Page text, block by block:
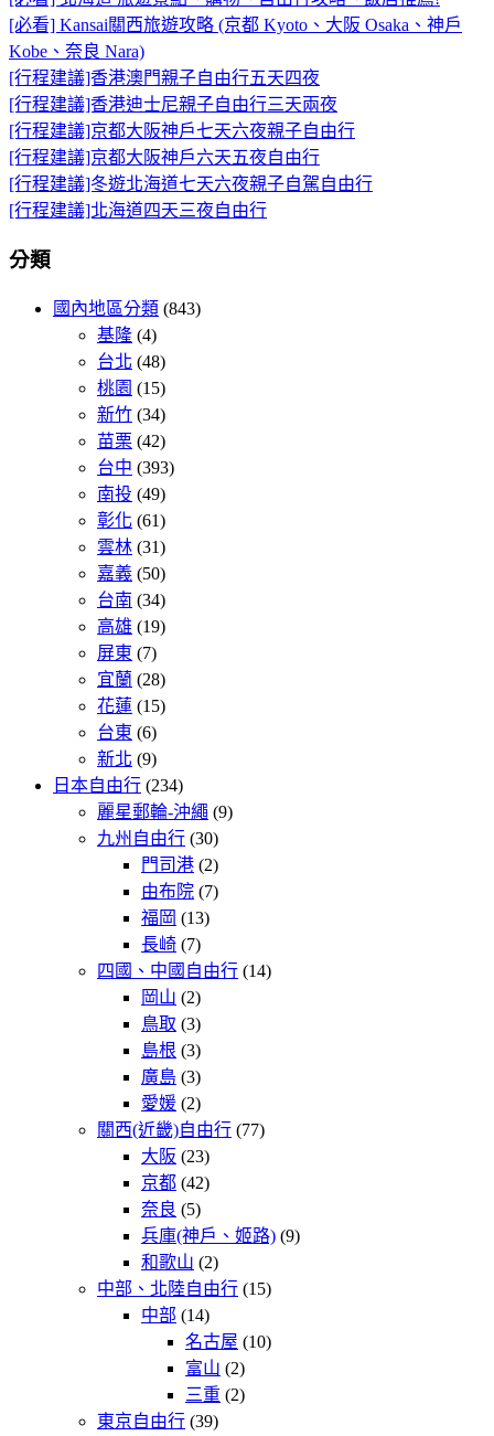
[必看] Kansai關西旅遊攻略 (京都 Kyoto、大阪 Osaka、神戶
Kobe、奈良 Nara)
[行程建議]香港澳門親子自由行五天四夜
[行程建議]香港迪士尼親子自由行三天兩夜
[行程建議]京都大阪神戶七天六夜親子自由行
[行程建議]京都大阪神戶六天五夜自由行
[行程建議]冬遊北海道七天六夜親子自駕自由行
[行程建議]北海道四天三夜自由行
分類
國內地區分類 (843)
基隆 (4)
台北 (48)
桃園 (15)
新竹 (34)
苗栗 (42)
台中 (393)
南投 (49)
彰化 (61)
雲林 (31)
嘉義 (50)
台南 (34)
高雄 (19)
屏東 (7)
宜蘭 (28)
花蓮 (15)
台東 (6)
新北 (9)
日本自由行 (234)
麗星郵輪-沖繩 (9)
九州自由行 (30)
門司港 (2)
由布院 (7)
福岡 (13)
長崎 (7)
四國、中國自由行 (14)
岡山 (2)
鳥取 (3)
島根 (3)
廣島 (3)
愛媛 (2)
關西(近畿)自由行 (77)
大阪 (23)
京都 (42)
奈良 (5)
兵庫(神戶、姬路) (9)
和歌山 (2)
中部、北陸自由行 (15)
中部 (14)
名古屋 (10)
富山 (2)
三重 (2)
東京自由行 (39)